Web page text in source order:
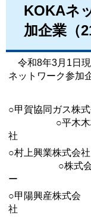
KOKAネ
加企業（
令和8年3月1日
ネットワーク参加
○甲賀協同
○平木木材
社
○村上興
○株式会社グ
ー
○甲陽興産株式会
社